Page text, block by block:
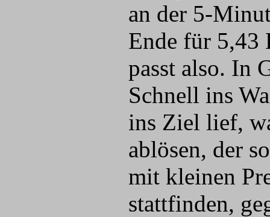
an der 5-
Ende für 5,43
passt also. In
Schnell ins
ins Ziel lief,
ablösen, der
mit kleinen
stattfinden,